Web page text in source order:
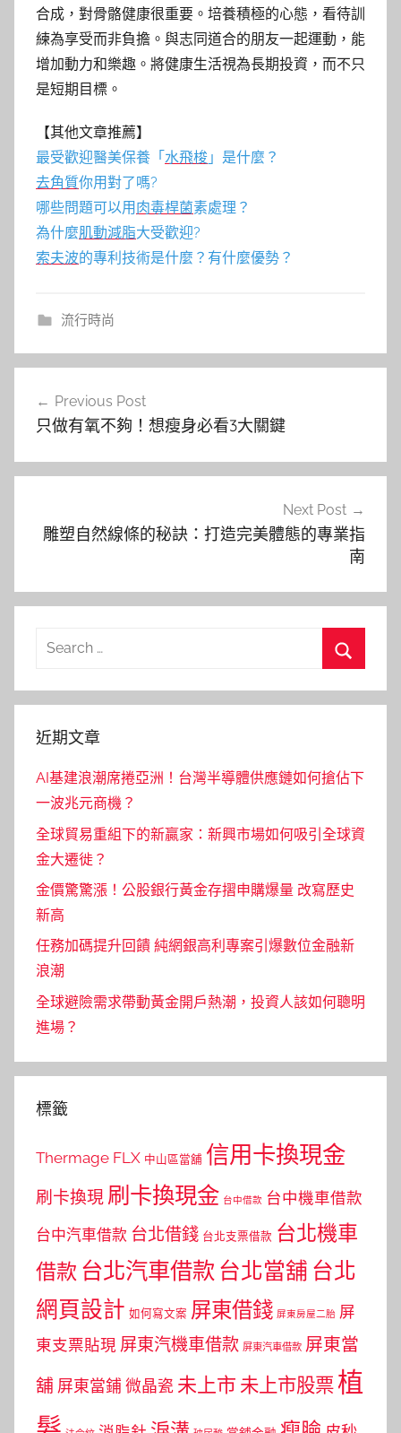
合成，對骨骼健康很重要。培養積極的心態，看待訓
練為享受而非負擔。與志同道合的朋友一起運動，能
增加動力和樂趣。將健康生活視為長期投資，而不只
是短期目標。
【其他文章推薦】
最受歡迎醫美保養「 水飛梭 」是什麼？
去角質你用對了嗎?
哪些問題可以用 肉毒桿菌素處理？
為什麼肌動減脂大受歡迎?
索夫波的專利技術是什麼？有什麼優勢？
流行時尚
覽
Previous Post
只做有氧不夠！想瘦身必看3大關鍵
Next Post
雕塑自然線條的秘訣：打造完美體態的專業指
南
Search
近期文章
AI基建浪潮席捲亞洲！台灣半導體供應鏈如何搶佔下
一波兆元商機？
全球貿易重組下的新贏家：新興市場如何吸引全球資
金大遷徙？
金價驚驚漲！公股銀行黃金存摺申購爆量 改寫歷史
新高
任務加碼提升回饋 純網銀高利專案引爆數位金融新
浪潮
全球避險需求帶動黃金開戶熱潮，投資人該如何聰明
進場？
標籤
Thermage FLX 中山區當舖 信用卡換現金
刷卡換現 刷卡換現金 台中借款 台中機車借款
台中汽車借款 台北借錢 台北支票借款 台北機車
借款 台北汽車借款 台北當舖 台北
網頁設計 如何寫文案 屏東借錢 屏東房屋二胎 屏
東支票貼現 屏東汽機車借款 屏東汽車借款 屏東當
舖 屏東當鋪 微晶瓷 未上市 未上市股票植